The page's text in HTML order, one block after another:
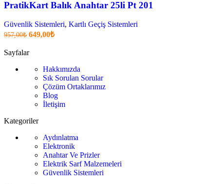
PratikKart Balık Anahtar 25li Pt 201
Güvenlik Sistemleri, Kartlı Geçiş Sistemleri
957,00₺ Orijinal
957,00₺.
649,00₺Şu
.
Sayfalar
Hakkımızda
Sık Sorulan Sorular
Çözüm Ortaklarımız
Blog
İletişim
Kategoriler
Aydınlatma
Elektronik
Anahtar Ve Prizler
Elektrik Sarf Malzemeleri
Güvenlik Sistemleri